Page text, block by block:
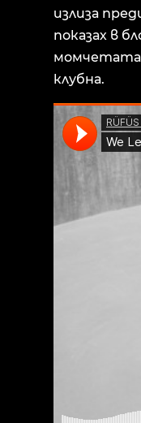
излиза
показах в
момчетата
клубна.